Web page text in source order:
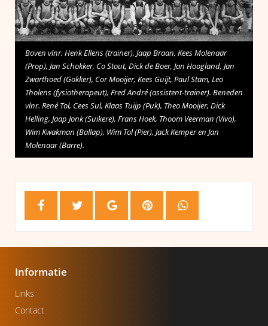
Boven vlnr. Henk Ellens (trainer), Jaap Braan, Kees Molenaar
(Prop), Jan Schokker, Co Stout, Dick de Boer, Jan Hoogland, Jan
Zwarthoed (Gokker), Cor Mooijer, Kees Guijt, Paul Stam, Leo
Tholens (fysiotherapeut), Fred André (assistent-trainer). Beneden
vlnr. René Tol, Cees Sul, Klaas Tuijp (Puk), Theo Mooijer, Dick
Helling, Jaap Jonk (Suikere), Frans Hoek, Thoom Veerman (Vivo),
Wim Kwakman (Ballap), Wim Tol (Pier), Jack Kemper en Jan
Molenaar (Barre).
Informatie
Links
Contact